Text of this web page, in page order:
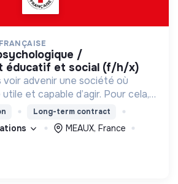
éducatif et social (f/h/x)
voir advenir une société où
et capable d’agir. Pour cela,
moyens et des lieux
et adaptés à tous.
Long-term contract
MEAUX, France